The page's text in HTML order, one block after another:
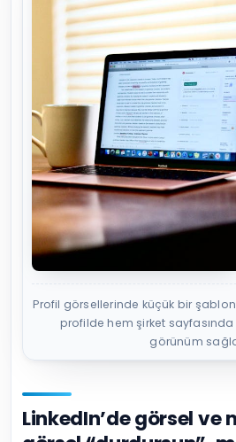
Profil görsellerinde küçük bir
profilde hem şirket sayfasında
görünüm
LinkedIn’de görsel ve